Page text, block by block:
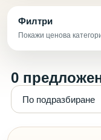
Филтри
Покажи ценова
0